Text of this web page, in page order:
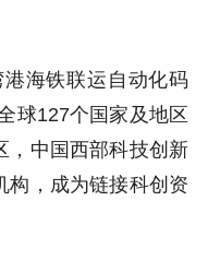
海铁联运自动化码
球127个国家及地区
，中国西部科技创新
构，成为链接科创资